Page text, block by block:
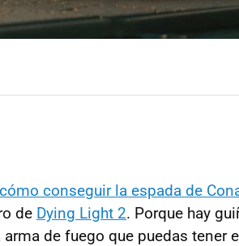
cómo conseguir la espada de
de Dying Light 2. Porque hay
de fuego que puedas tener